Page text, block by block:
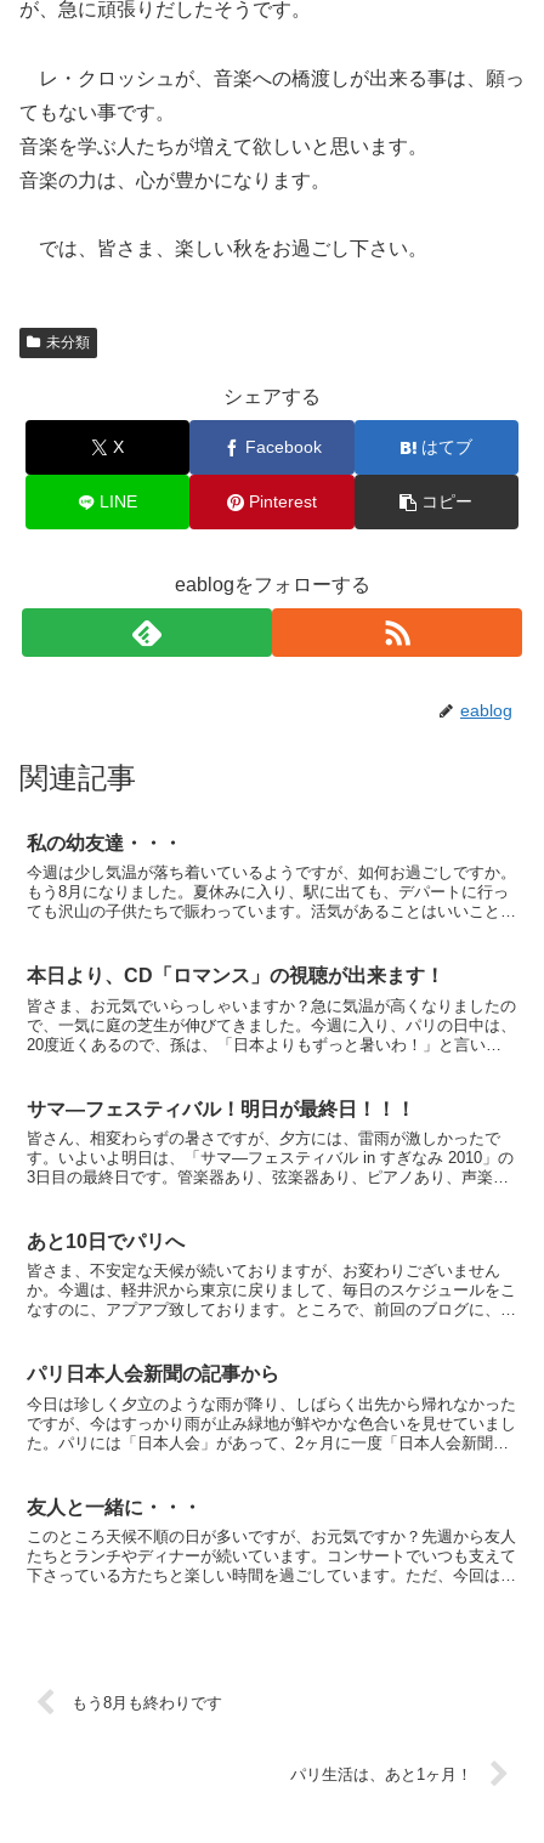
が、急に頑張りだしたそうです。
レ・クロッシュが、音楽への橋渡しが出来る事は、願っ
てもない事です。
音楽を学ぶ人たちが増えて欲しいと思います。
音楽の力は、心が豊かになります。
では、皆さま、楽しい秋をお過ごし下さい。
未分類
シェアする
X Facebook はてブ
LINE Pinterest コピー
eablogをフォローする
eablog
関連記事
私の幼友達・・・
今週は少し気温が落ち着いているようですが、如何お過ごしですか。
もう8月になりました。夏休みに入り、駅に出ても、デパートに行っ
ても沢山の子供たちで賑わっています。活気があることはいいことで
本日より、CD「ロマンス」の視聴が出来ます！
皆さま、お元気でいらっしゃいますか？急に気温が高くなりましたの
で、一気に庭の芝生が伸びてきました。今週に入り、パリの日中は、
20度近くあるので、孫は、「日本よりもずっと暑いわ！」と言いな
サマ―フェスティバル！明日が最終日！！！
皆さん、相変わらずの暑さですが、夕方には、雷雨が激しかったで
す。いよいよ明日は、「サマ―フェスティバル in すぎなみ 2010」の
3日目の最終日です。管楽器あり、弦楽器あり、ピアノあり、声楽あ
あと10日でパリへ
皆さま、不安定な天候が続いておりますが、お変わりございません
か。今週は、軽井沢から東京に戻りまして、毎日のスケジュールをこ
なすのに、アプアプ致しております。ところで、前回のブログに、ホ
パリ日本人会新聞の記事から
今日は珍しく夕立のような雨が降り、しばらく出先から帰れなかった
ですが、今はすっかり雨が止み緑地が鮮やかな色合いを見せていまし
た。パリには「日本人会」があって、2ヶ月に一度「日本人会新聞」
友人と一緒に・・・
このところ天候不順の日が多いですが、お元気ですか？先週から友人
たちとランチやディナーが続いています。コンサートでいつも支えて
下さっている方たちと楽しい時間を過ごしています。ただ、今回は楽
もう8月も終わりです
パリ生活は、あと1ヶ月！